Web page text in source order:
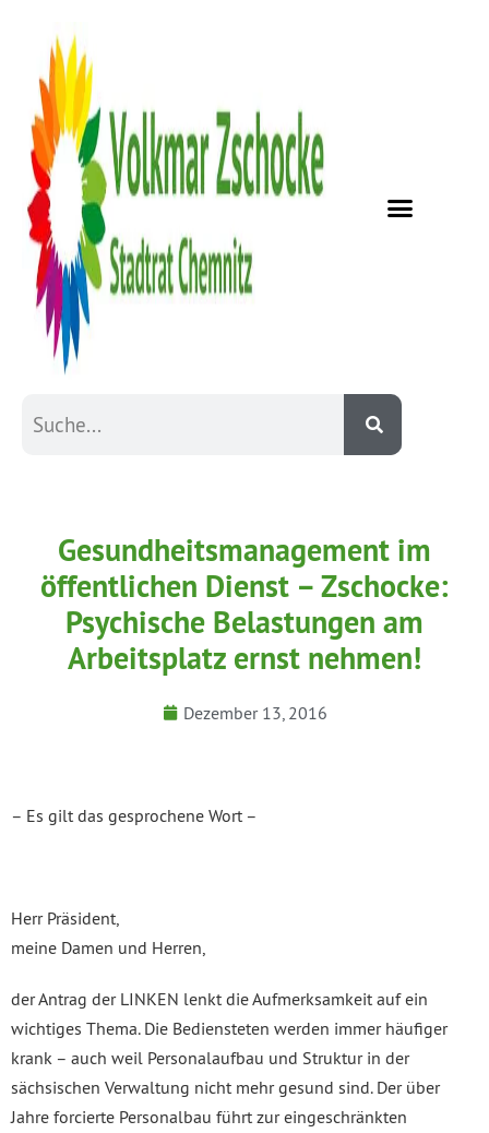
Gesundheitsmanagement im
öffentlichen Dienst – Zschocke:
Psychische Belastungen am
Arbeitsplatz ernst nehmen!
Dezember 13, 2016
– Es gilt das gesprochene Wort –
Herr Präsident,
meine Damen und Herren,
der Antrag der LINKEN lenkt die Aufmerksamkeit auf ein
wichtiges Thema. Die Bediensteten werden immer häufiger
krank – auch weil Personalaufbau und Struktur in der
sächsischen Verwaltung nicht mehr gesund sind. Der über
Jahre forcierte Personalbau führt zur eingeschränkten